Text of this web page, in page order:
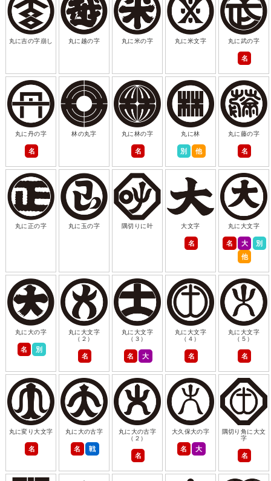
丸に吉の字崩し 丸に越の字 丸に米の字 丸に米文字 丸に武の字
名
丸に丹の字
名
林の丸字 丸に林の字
名
丸に林
別 他
丸に藤の字
名
丸に正の字 丸に玉の字 隅切りに叶 大文字
名
丸に大文字
名 大
別
他
丸に大の字
名 別
丸に大文字
（２）
名
丸に大文字
（３）
名 大
丸に大文字
（４）
名
丸に大文字
（５）
名
丸に変り大文字
名
丸に大の古字
名 戦
丸に大の古字
（２）
名
大久保大の字
名 大
隅切り角に大文
字
名